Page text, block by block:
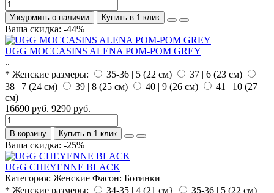
Уведомить о наличии Купить в 1 клик
Ваша скидка: -44%
UGG MOCCASINS ALENA POM-POM GREY
..
* Женские размеры:
35-36 | 5 (22 см)
37 | 6 (23 см)
38 | 7 (24 см)
39 | 8 (25 см) 40 | 9 (26 см)
41 | 10 (27
см)
16690 руб. 9290 руб.
В корзину Купить в 1 клик
Ваша скидка: -25%
UGG CHEYENNE BLACK
Категория: Женские Фасон: Ботинки
* Женские размеры:
34-35 | 4 (21 см}
35-36 | 5 (22 см)